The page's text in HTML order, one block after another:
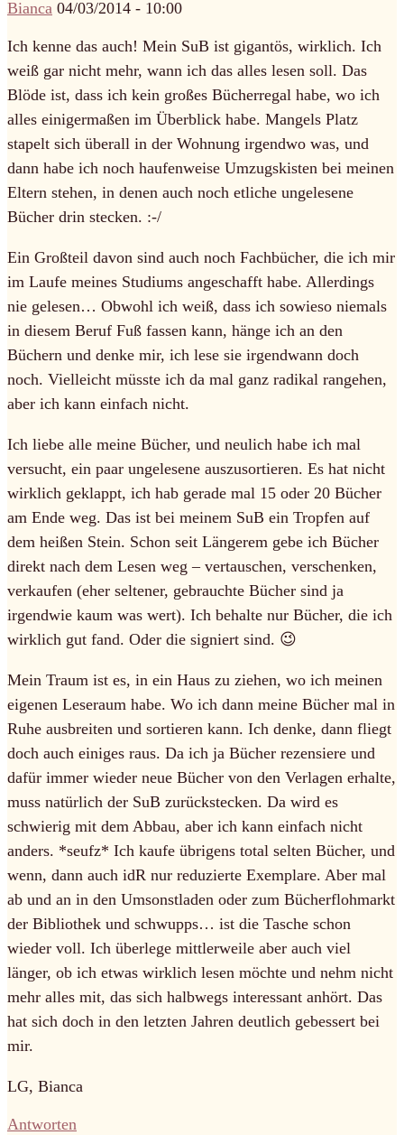
Bianca 04/03/2014 - 10:00
Ich kenne das auch! Mein SuB ist gigantös, wirklich. Ich
weiß gar nicht mehr, wann ich das alles lesen soll. Das
Blöde ist, dass ich kein großes Bücherregal habe, wo ich
alles einigermaßen im Überblick habe. Mangels Platz
stapelt sich überall in der Wohnung irgendwo was, und
dann habe ich noch haufenweise Umzugskisten bei meinen
Eltern stehen, in denen auch noch etliche ungelesene
Bücher drin stecken. :-/
Ein Großteil davon sind auch noch Fachbücher, die ich mir
im Laufe meines Studiums angeschafft habe. Allerdings
nie gelesen… Obwohl ich weiß, dass ich sowieso niemals
in diesem Beruf Fuß fassen kann, hänge ich an den
Büchern und denke mir, ich lese sie irgendwann doch
noch. Vielleicht müsste ich da mal ganz radikal rangehen,
aber ich kann einfach nicht.
Ich liebe alle meine Bücher, und neulich habe ich mal
versucht, ein paar ungelesene auszusortieren. Es hat nicht
wirklich geklappt, ich hab gerade mal 15 oder 20 Bücher
am Ende weg. Das ist bei meinem SuB ein Tropfen auf
dem heißen Stein. Schon seit Längerem gebe ich Bücher
direkt nach dem Lesen weg – vertauschen, verschenken,
verkaufen (eher seltener, gebrauchte Bücher sind ja
irgendwie kaum was wert). Ich behalte nur Bücher, die ich
wirklich gut fand. Oder die signiert sind. 😉
Mein Traum ist es, in ein Haus zu ziehen, wo ich meinen
eigenen Leseraum habe. Wo ich dann meine Bücher mal in
Ruhe ausbreiten und sortieren kann. Ich denke, dann fliegt
doch auch einiges raus. Da ich ja Bücher rezensiere und
dafür immer wieder neue Bücher von den Verlagen erhalte,
muss natürlich der SuB zurückstecken. Da wird es
schwierig mit dem Abbau, aber ich kann einfach nicht
anders. *seufz* Ich kaufe übrigens total selten Bücher, und
wenn, dann auch idR nur reduzierte Exemplare. Aber mal
ab und an in den Umsonstladen oder zum Bücherflohmarkt
der Bibliothek und schwupps… ist die Tasche schon
wieder voll. Ich überlege mittlerweile aber auch viel
länger, ob ich etwas wirklich lesen möchte und nehm nicht
mehr alles mit, das sich halbwegs interessant anhört. Das
hat sich doch in den letzten Jahren deutlich gebessert bei
mir.
LG, Bianca
Antworten